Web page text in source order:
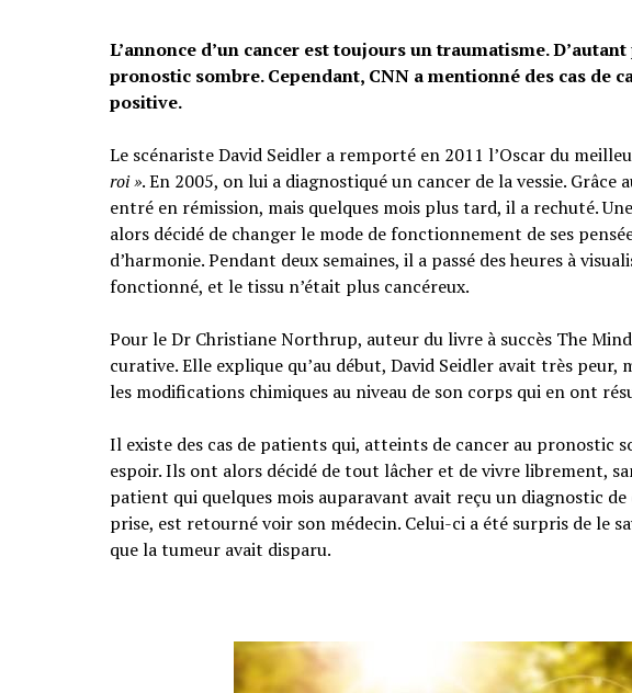
L’annonce d’un cancer est toujours un traumatisme.
pronostic sombre. Cependant, CNN a mentionné des cas de
positive.
Le scénariste David Seidler a remporté en 2011 l’Oscar du
roi ». En 2005, on lui a diagnostiqué un cancer de la vessie.
entré en rémission, mais quelques mois plus tard, il a rechuté.
alors décidé de changer le mode de fonctionnement de ses
d’harmonie. Pendant deux semaines, il a passé des heures à
fonctionné, et le tissu n’était plus cancéreux.
Pour le Dr Christiane Northrup, auteur du livre à succès The
curative. Elle explique qu’au début, David Seidler avait très peur,
les modifications chimiques au niveau de son corps qui en ont
Il existe des cas de patients qui, atteints de cancer au pronostic
espoir. Ils ont alors décidé de tout lâcher et de vivre librement,
patient qui quelques mois auparavant avait reçu un diagnostic
prise, est retourné voir son médecin. Celui-ci a été surpris de le
que la tumeur avait disparu.